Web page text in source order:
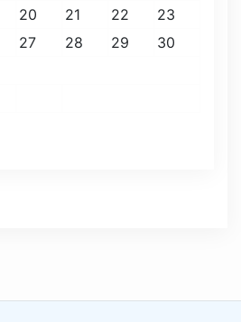
20 21 22
23
27 28 29
30